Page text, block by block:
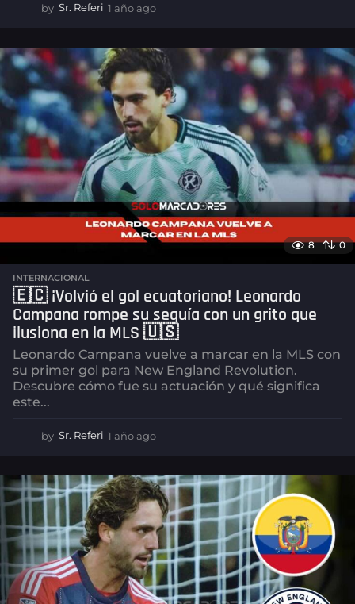
by Sr. Referi 1 año ago
o
g
o
8 0
INTERNACIONAL
🇪🇨 ¡Volvió el gol ecuatoriano! Leonardo
Campana rompe su sequía con un grito que
ilusiona en la MLS 🇺🇸
Leonardo Campana vuelve a marcar en la MLS con
su primer gol para New England Revolution.
Descubre cómo fue su actuación y qué significa
este...
by Sr. Referi 1 año ago
o
a
g
o